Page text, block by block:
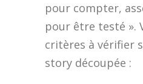
pour compter,
pour être testé ».
critères à vérifier
story découpée :